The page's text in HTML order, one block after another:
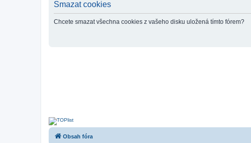
Smazat cookies
Chcete smazat všechna cookies z vašeho disku uložená tímto fórem?
Obsah fóra